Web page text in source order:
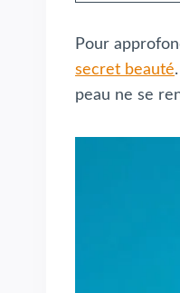
Pour
secret beauté
peau ne se